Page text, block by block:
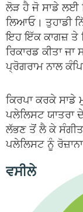
ਲੋੜ ਹੈ ਜੋ ਸਾਡੇ ਲਈ
ਲਿਆਓ। ਤੁਹਾਡੀ
ਇਹ ਇੱਕ ਕਾਗਜ਼ ਤੇ
ਰਿਕਾਰਡ ਕੀਤਾ
ਪ੍ਰੋਗਰਾਮ ਨਾਲ
ਕਿਰਪਾ ਕਰਕੇ
ਪਲੇਲਿਸਟ ਯਾਤਰਾ
ਲੱਭਣ ਤੋਂ ਲੈ ਕੇ
ਪਲੇਲਿਸਟ ਨੂੰ
ਵਸੀਲੇ